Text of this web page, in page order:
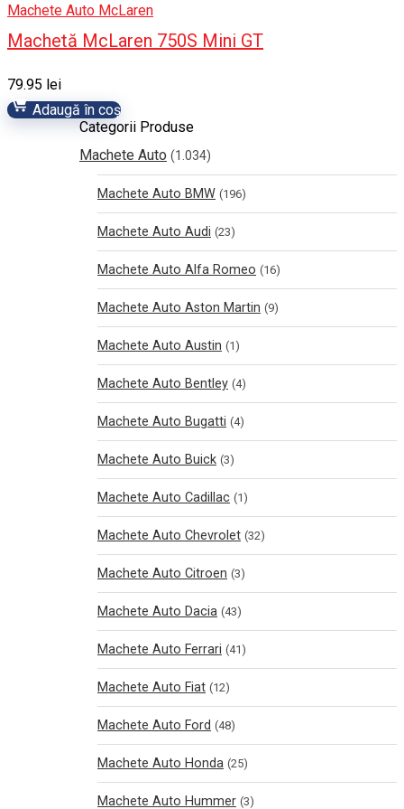
Machete Auto McLaren
Machetă McLaren 750S Mini GT
79.95 lei
Adaugă în coș
Categorii Produse
Machete Auto (1.034)
Machete Auto BMW (196)
Machete Auto Audi (23)
Machete Auto Alfa Romeo (16)
Machete Auto Aston Martin (9)
Machete Auto Austin (1)
Machete Auto Bentley (4)
Machete Auto Bugatti (4)
Machete Auto Buick (3)
Machete Auto Cadillac (1)
Machete Auto Chevrolet (32)
Machete Auto Citroen (3)
Machete Auto Dacia (43)
Machete Auto Ferrari (41)
Machete Auto Fiat (12)
Machete Auto Ford (48)
Machete Auto Honda (25)
Machete Auto Hummer (3)